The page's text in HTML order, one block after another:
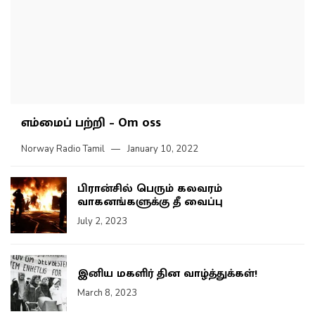
எம்மைப் பற்றி – Om oss
Norway Radio Tamil January 10, 2022
பிரான்சில் பெரும் கலவரம்
வாகனங்களுக்கு தீ வைப்பு
July 2, 2023
இனிய மகளிர் தின வாழ்த்துக்கள்!
March 8, 2023